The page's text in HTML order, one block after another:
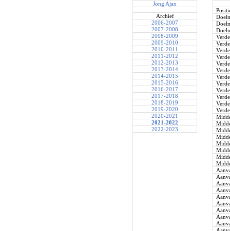
Jong Ajax
Archief
2006-2007
2007-2008
2008-2009
2009-2010
2010-2011
2011-2012
2012-2013
2013-2014
2014-2015
2015-2016
2016-2017
2017-2018
2018-2019
2019-2020
2020-2021
2021-2022
2022-2023